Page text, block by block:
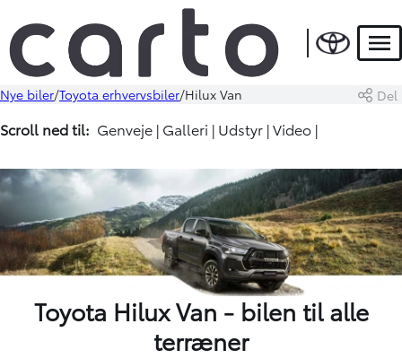
Nye biler Toyota erhvervsbiler Hilux Van Del
Scroll ned til: Genveje | Galleri | Udstyr |Video |
Toyota Hilux Van - bilen til alle
terræner